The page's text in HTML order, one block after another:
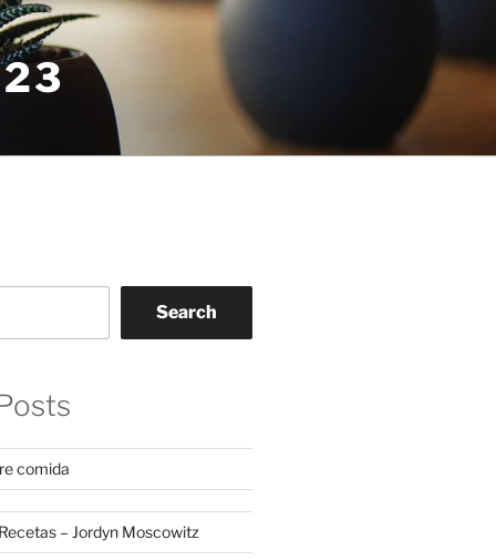
Search
comida
– Jordyn Moscowitz